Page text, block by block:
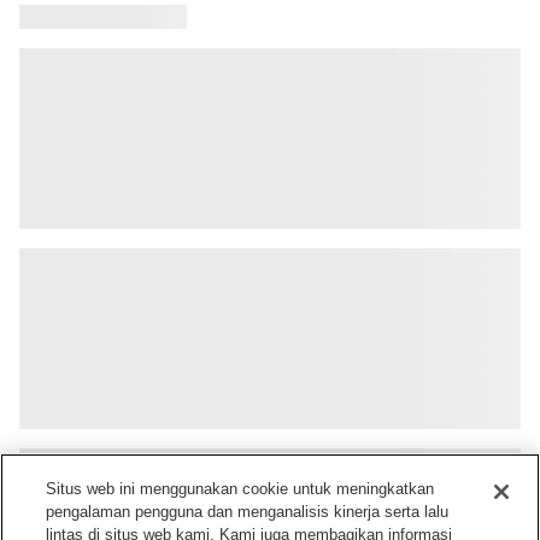
Situs web ini menggunakan cookie untuk meningkatkan
pengalaman pengguna dan menganalisis kinerja serta lalu
lintas di situs web kami. Kami juga membagikan informasi